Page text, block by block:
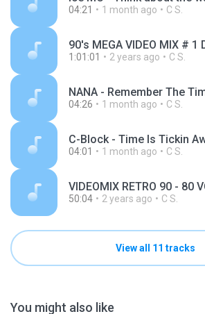
04:21 1 month ago C S.
1:01:01 2 years ago C S.
04:26 1 month ago C S.
04:01 1 month ago C S.
VIDEOMIX RETRO 90 - 80
50:04 2 years ago C S.
View all 11 tracks
You might also like